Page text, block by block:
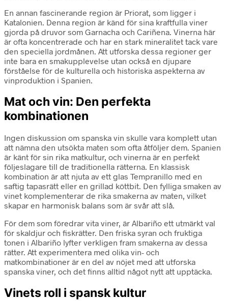
En annan fascinerande region är Priorat, som ligger i
Katalonien. Denna region är känd för sina kraftfulla viner
gjorda på druvor som Garnacha och Cariñena. Vinerna här
är ofta koncentrerade och har en stark mineralitet tack vare
den speciella jordmånen. Att utforska dessa regioner ger
inte bara en smakupplevelse utan också en djupare
förståelse för de kulturella och historiska aspekterna av
vinproduktion i Spanien.
Mat och vin: Den perfekta
kombinationen
Ingen diskussion om spanska vin skulle vara komplett utan
att nämna den utsökta maten som ofta åtföljer dem. Spanien
är känt för sin rika matkultur, och vinerna är en perfekt
följeslagare till de traditionella rätterna. En klassisk
kombination är att njuta av ett glas Tempranillo med en
saftig tapasrätt eller en grillad köttbit. Den fylliga smaken av
vinet komplementerar de rika smakerna av maten, vilket
skapar en harmonisk balans som är svår att slå.
För dem som föredrar vita viner, är Albariño ett utmärkt val
för skaldjur och fiskrätter. Den friska syran och fruktiga
tonen i Albariño lyfter verkligen fram smakerna av dessa
rätter. Att experimentera med olika vin- och
matkombinationer är en del av nöjet med att utforska
spanska viner, och det finns alltid något nytt att upptäcka.
Vinets roll i spansk kultur